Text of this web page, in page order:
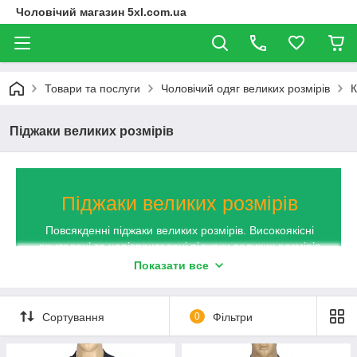
Чоловічий магазин 5xl.com.ua
Товари та послуги Чоловічий одяг великих розмірів
Піджаки великих розмірів
Піджаки великих розмірів
Повсякденні піджаки великих розмірів. Високоякісні
приталені та напівприталені піджаки великих розмірів
від виробника! Найбільш вигідні умови придбання
найкращих матеріалів для виробництва. Широкий
асортимент продукції від більш, ніж 65 відомих брендів.
Наявність великого вибору одягу різної кольорової
палітри та різного стилю. Постійна наявність на
Показати все
Сортування 0 Фільтри